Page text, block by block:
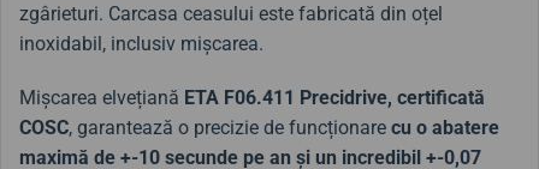
zgârieturi. Carcasa ceasului este fabricată din oțel
inoxidabil, inclusiv mișcarea.
Mișcarea elvețiană ETA F06.411 Precidrive, certificată
COSC, garantează o precizie de funcționare cu o abatere
maximă de +-10 secunde pe an și un incredibil +-0,07